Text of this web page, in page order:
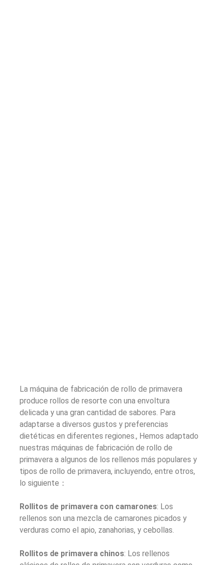
La máquina de fabricación de rollo de primavera
produce rollos de resorte con una envoltura
delicada y una gran cantidad de sabores. Para
adaptarse a diversos gustos y preferencias
dietéticas en diferentes regiones., Hemos adaptado
nuestras máquinas de fabricación de rollo de
primavera a algunos de los rellenos más populares y
tipos de rollo de primavera, incluyendo, entre otros,
lo siguiente：
Rollitos de primavera con camarones: Los
rellenos son una mezcla de camarones picados y
verduras como el apio, zanahorias, y cebollas.
Rollitos de primavera chinos: Los rellenos